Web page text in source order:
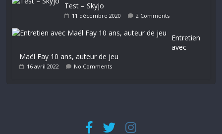
Test – Skyjo
11 décembre 2020 2 Comments
Entretien
avec
Maël Fay 10 ans, auteur de jeu
16 avril 2022 No Comments